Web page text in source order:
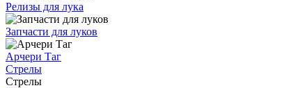
Релизы для лука
Запчасти для луков
Арчери Таг
Стрелы
Стрелы